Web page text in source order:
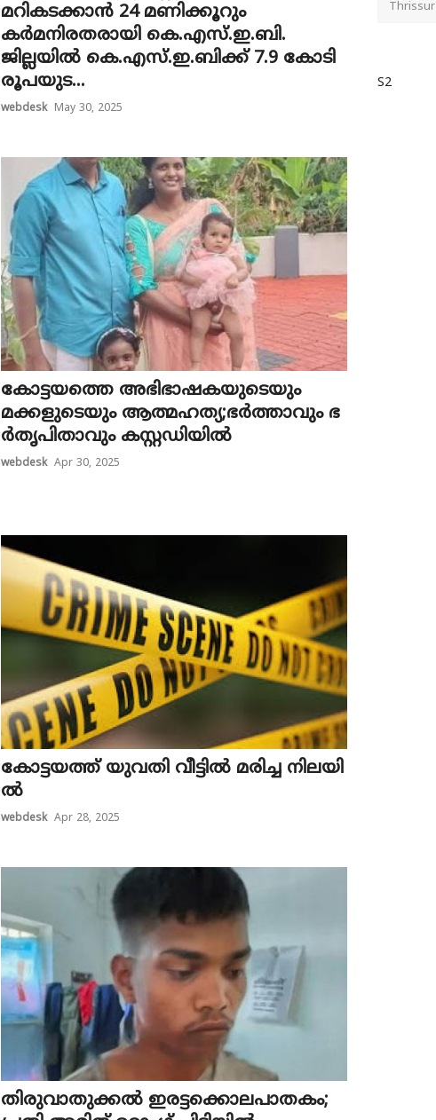
മറികടക്കാൻ 24 മണിക്കൂറും
കർമനിരതരായി കെ.എസ്.ഇ.ബി.
ജില്ലയിൽ കെ.എസ്.ഇ.ബിക്ക് 7.9 കോടി
രൂപയുട...
webdesk May 30, 2025
കോട്ടയത്തെ അഭിഭാഷകയുടെയും
മക്കളുടെയും ആത്മഹത്യ;ഭ​ർ​ത്താ​വും ഭ​
ർ​തൃ​പി​താ​വും ക​സ്റ്റ​ഡി​യി​ൽ
webdesk Apr 30, 2025
കോ​ട്ട​യ​ത്ത് യു​വ​തി വീ​ട്ടി​ൽ മ​രി​ച്ച നി​ല​യി​
ൽ
webdesk Apr 28, 2025
തി​രു​വാ​തു​ക്ക​ൽ ഇ​ര​ട്ട​ക്കൊ​ല​പാ​ത​കം;
Thrissur
S2